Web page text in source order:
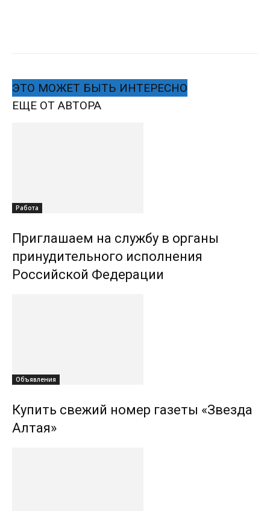
ЭТО МОЖЕТ БЫТЬ ИНТЕРЕСНО
ЕЩЕ ОТ АВТОРА
Работа
Приглашаем на службу в органы
принудительного исполнения
Российской Федерации
Объявления
Купить свежий номер газеты «Звезда
Алтая»